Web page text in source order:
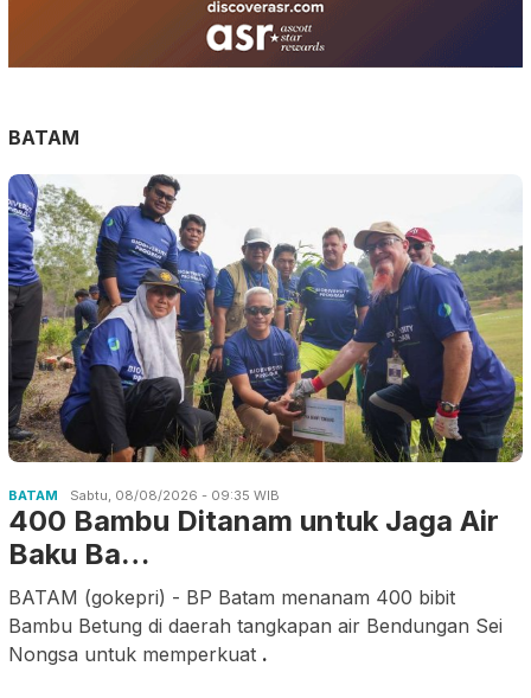
BATAM
BATAM Sabtu, 08/08/2026 - 09:35 WIB
400 Bambu Ditanam untuk Jaga Air
Baku Ba…
BATAM (gokepri) - BP Batam menanam 400 bibit
Bambu Betung di daerah tangkapan air Bendungan Sei
Nongsa untuk memperkuat .